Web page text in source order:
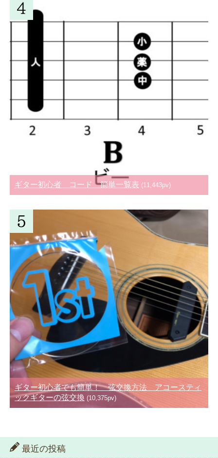
ギター初心者 コード 簡単一覧表 (11,443pv)
ギター初心者でも簡単！ 弦交換方法 アコースティ
ックギターの弦交換 (10,375pv)
最近の投稿